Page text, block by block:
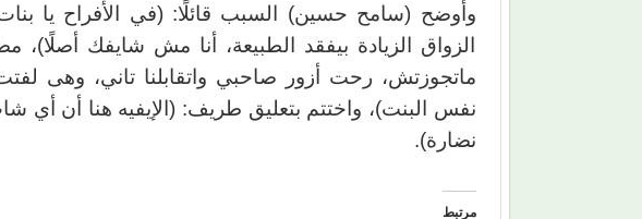
وأوضح (سامح حسين) السبب قائلًا: (في الأفراح يا
الزواق الزيادة بيفقد الطبيعة، أنا مش شايفك أصلًا)،
ماتجوزتش، رحت أزور صاحبي واتقابلنا تاني، وهى
نفس البنت)، واختتم بتعليق طريف: (الإيفيه هنا أن أي
نضارة).
مرتبط